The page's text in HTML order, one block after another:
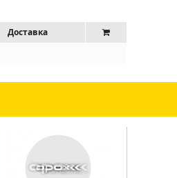
Доставка